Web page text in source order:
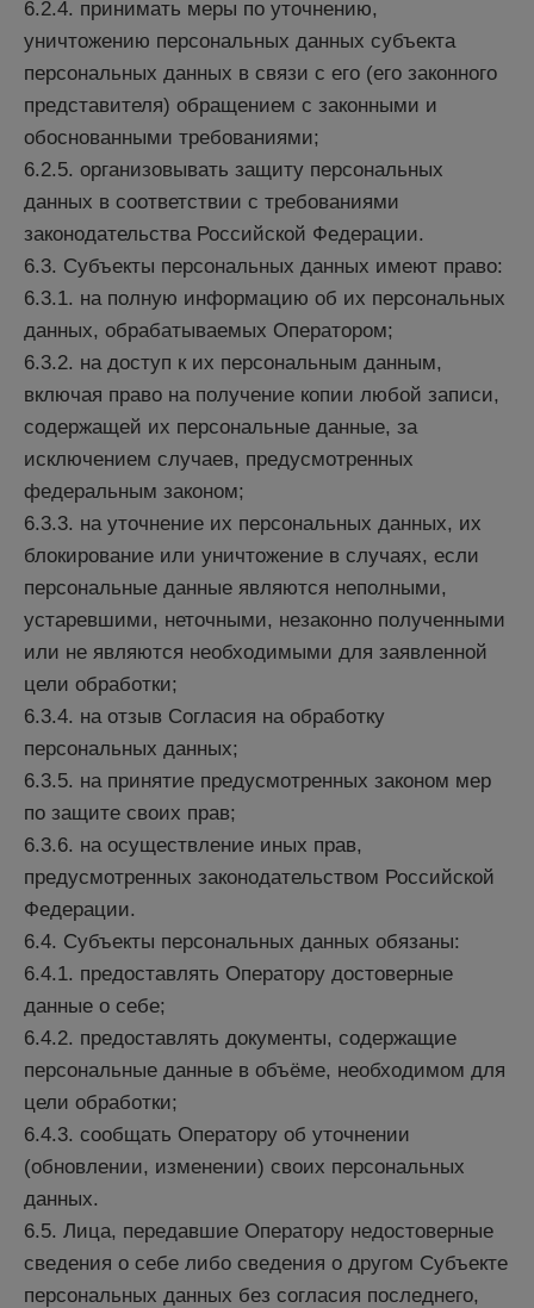
6.2.4. принимать меры по уточнению,
уничтожению персональных данных субъекта
персональных данных в связи с его (его законного
представителя) обращением с законными и
обоснованными требованиями;
6.2.5. организовывать защиту персональных
данных в соответствии с требованиями
законодательства Российской Федерации.
6.3. Субъекты персональных данных имеют право:
6.3.1. на полную информацию об их персональных
данных, обрабатываемых Оператором;
6.3.2. на доступ к их персональным данным,
включая право на получение копии любой записи,
содержащей их персональные данные, за
исключением случаев, предусмотренных
федеральным законом;
6.3.3. на уточнение их персональных данных, их
блокирование или уничтожение в случаях, если
персональные данные являются неполными,
устаревшими, неточными, незаконно полученными
или не являются необходимыми для заявленной
цели обработки;
6.3.4. на отзыв Согласия на обработку
персональных данных;
6.3.5. на принятие предусмотренных законом мер
по защите своих прав;
6.3.6. на осуществление иных прав,
предусмотренных законодательством Российской
Федерации.
6.4. Субъекты персональных данных обязаны:
6.4.1. предоставлять Оператору достоверные
данные о себе;
6.4.2. предоставлять документы, содержащие
персональные данные в объёме, необходимом для
цели обработки;
6.4.3. сообщать Оператору об уточнении
(обновлении, изменении) своих персональных
данных.
6.5. Лица, передавшие Оператору недостоверные
сведения о себе либо сведения о другом Субъекте
персональных данных без согласия последнего,